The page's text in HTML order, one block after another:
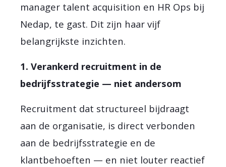
manager talent acquisition en HR Ops bij
Nedap, te gast. Dit zijn haar vijf
belangrijkste inzichten.
1. Verankerd recruitment in de
bedrijfsstrategie — niet andersom
Recruitment dat structureel bijdraagt
aan de organisatie, is direct verbonden
aan de bedrijfsstrategie en de
klantbehoeften — en niet louter reactief